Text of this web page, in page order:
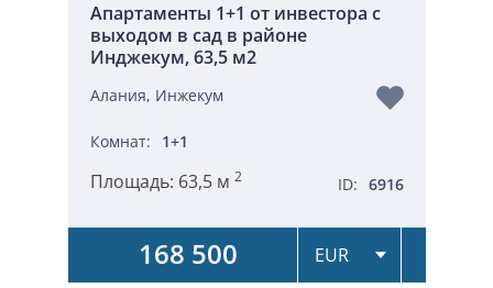
Апартаменты 1+1 от инвестора с
выходом в сад в районе
Инджекум, 63,5 м2
Алания, Инжекум
Комнат: 1+1
Площадь: 63,5 м 2 ID: 6916
168 500